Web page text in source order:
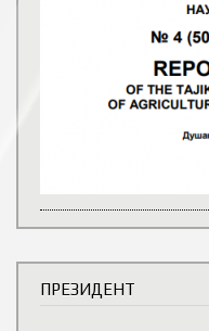
ПРЕЗИДЕНТ